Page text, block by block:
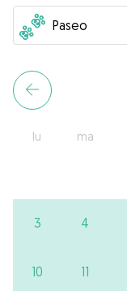
lu ma
3 4
10 11